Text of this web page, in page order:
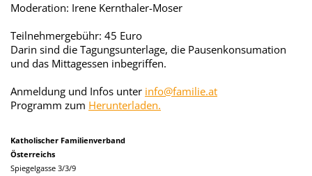
Moderation: Irene Kernthaler-Moser
Teilnehmergebühr: 45 Euro
Darin sind die Tagungsunterlage, die Pausenkonsumation
und das Mittagessen inbegriffen.
Anmeldung und Infos unter info@familie.at
Programm zum Herunterladen.
Katholischer Familienverband
Österreichs
Spiegelgasse 3/3/9